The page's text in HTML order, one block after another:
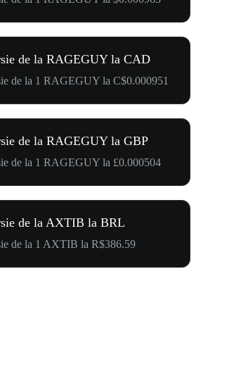
de la RAGEGUY la CAD
de la 1 RAGEGUY la C$0.000951
de la RAGEGUY la GBP
de la 1 RAGEGUY la £0.000504
de la AXTIB la BRL
de la 1 AXTIB la R$386.59